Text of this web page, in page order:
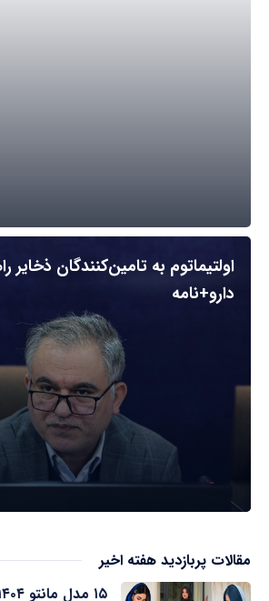
اولتیماتوم به تامین‌کنندگان ذخایر
دارو+نامه
مقالات پربازدید هفته اخیر